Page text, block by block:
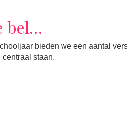
bel…
bieden we een aantal
centraal staan.